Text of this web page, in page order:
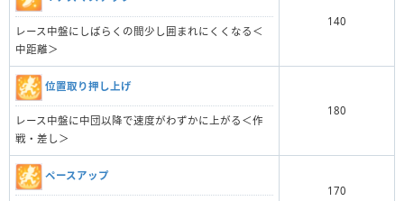
レース中盤にしばらくの間少し囲まれにくくなる＜
中距離＞
140
位置取り押し上げ
レース中盤に中団以降で速度がわずかに上がる＜作
戦・差し＞
180
ペースアップ
170